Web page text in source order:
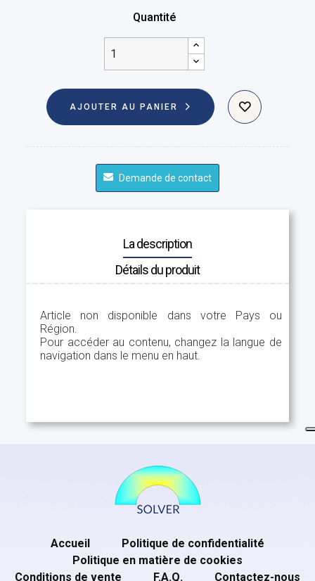
Quantité
AJOUTER AU PANIER
Demande de contact
La description
Détails du produit
Article non disponible dans votre Pays ou
Région.
Pour accéder au contenu, changez la langue de
navigation dans le menu en haut.
Accueil
Politique de confidentialité
Politique en matière de cookies
Conditions de vente
F.A.Q. Contactez-nous